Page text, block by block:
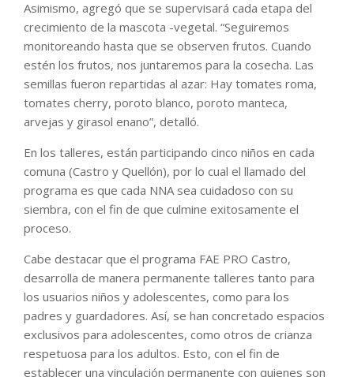
Asimismo, agregó que se supervisará cada etapa del
crecimiento de la mascota -vegetal. “Seguiremos
monitoreando hasta que se observen frutos. Cuando
estén los frutos, nos juntaremos para la cosecha. Las
semillas fueron repartidas al azar: Hay tomates roma,
tomates cherry, poroto blanco, poroto manteca,
arvejas y girasol enano”, detalló.
En los talleres, están participando cinco niños en cada
comuna (Castro y Quellón), por lo cual el llamado del
programa es que cada NNA sea cuidadoso con su
siembra, con el fin de que culmine exitosamente el
proceso.
Cabe destacar que el programa FAE PRO Castro,
desarrolla de manera permanente talleres tanto para
los usuarios niños y adolescentes, como para los
padres y guardadores. Así, se han concretado espacios
exclusivos para adolescentes, como otros de crianza
respetuosa para los adultos. Esto, con el fin de
establecer una vinculación permanente con quienes son